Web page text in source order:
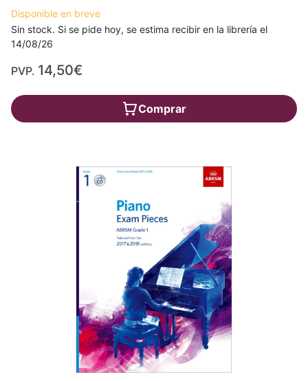
Disponible en breve
Sin stock. Si se pide hoy, se estima recibir en la librería el
14/08/26
PVP. 14,50€
Comprar